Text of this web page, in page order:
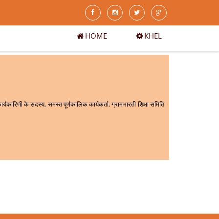
HOME KHEL
के सदस्य, समस्त पूर्णकालिक कार्यकर्ता, ग्रामभारती शिक्षा समिति